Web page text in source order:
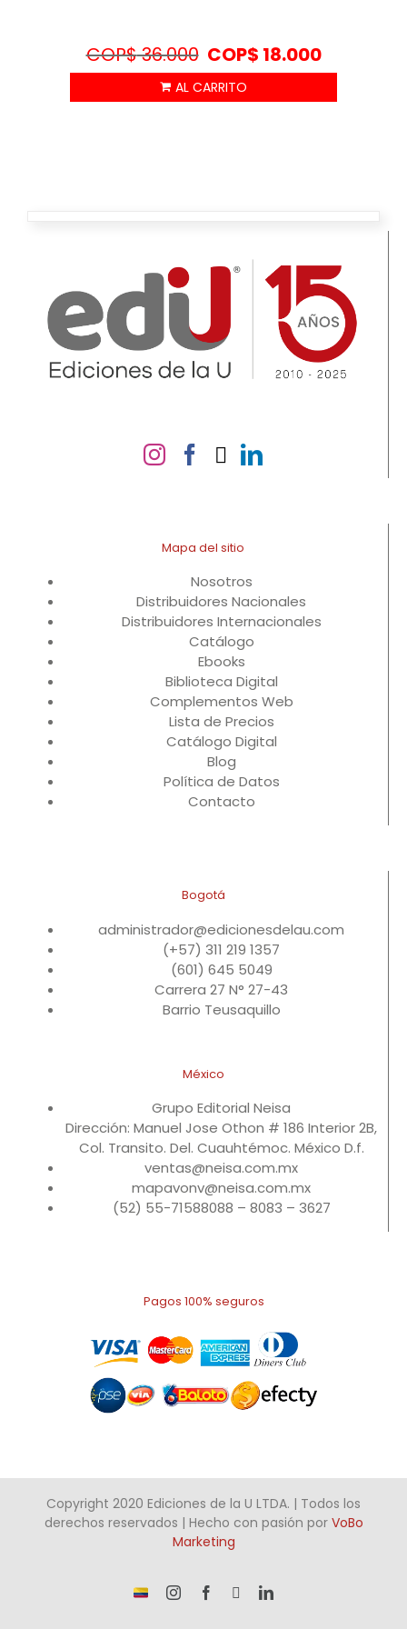
COP$36.000 COP$ 18.000
Mapa del sitio
Nosotros
Distribuidores Nacionales
Distribuidores Internacionales
Catálogo
Ebooks
Biblioteca Digital
Complementos Web
Lista de Precios
Catálogo Digital
Blog
Política de Datos
Contacto
Bogotá
administrador@edicionesdelau.com
(+57) 311 219 1357
(601) 645 5049
Carrera 27 N° 27-43
Barrio Teusaquillo
México
Grupo Editorial Neisa
Dirección: Manuel Jose Othon # 186 Interior 2B,
Col. Transito. Del. Cuauhtémoc. México D.f.
ventas@neisa.com.mx
mapavonv@neisa.com.mx
(52) 55-71588088 – 8083 – 3627
Pagos 100% seguros
Copyright 2020 Ediciones de la U LTDA. | Todos los
derechos reservados | Hecho con pasión por VoBo
Marketing
¡Somos InstagramFacebook LinkedIn